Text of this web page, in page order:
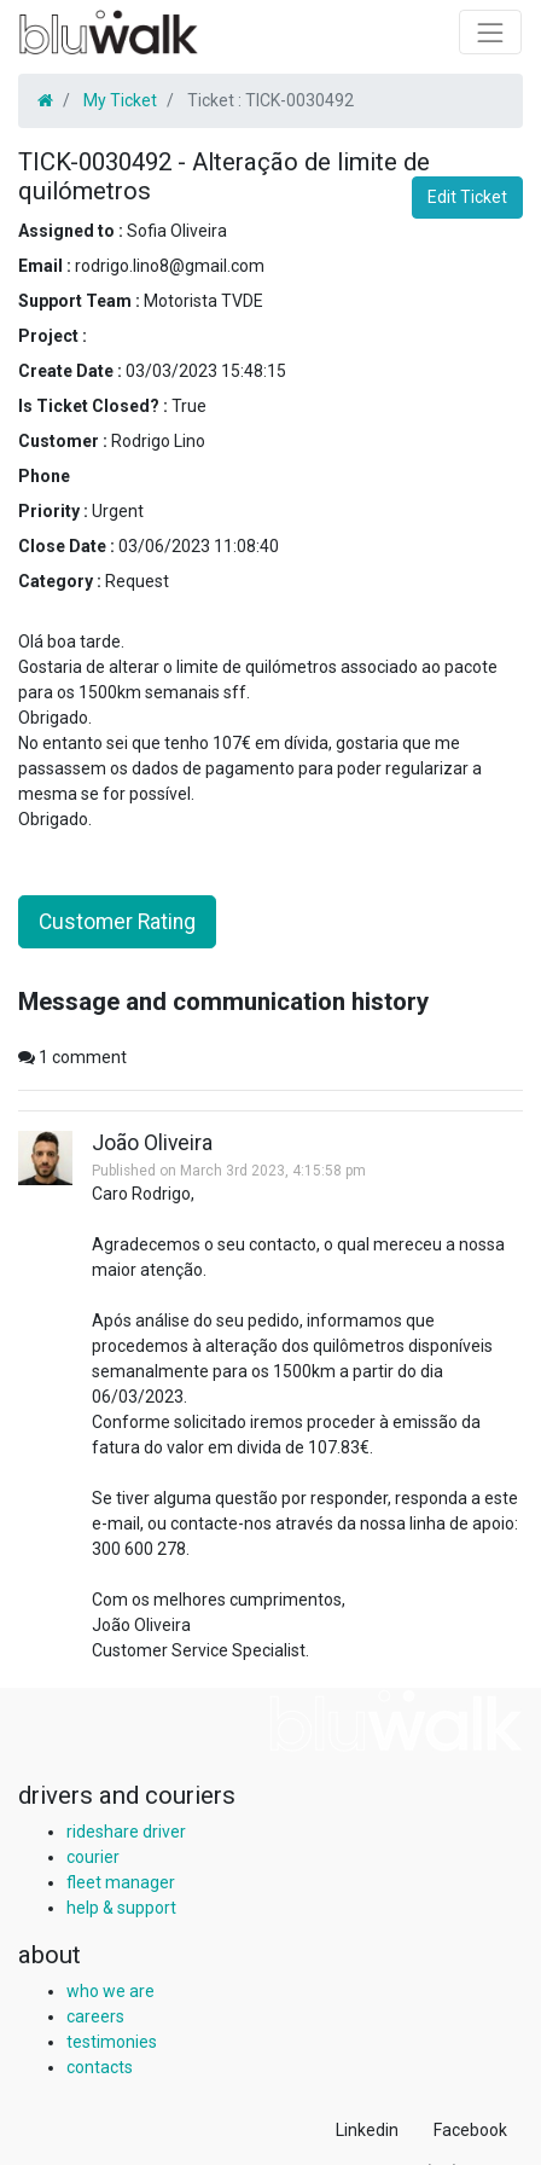
My Ticket Ticket : TICK-0030492
TICK-0030492 - Alteração de limite de
quilómetros
Edit Ticket
Assigned to : Sofia Oliveira
Email : rodrigo.lino8@gmail.com
Support Team : Motorista TVDE
Project :
Create Date : 03/03/2023 15:48:15
Is Ticket Closed? : True
Customer : Rodrigo Lino
Phone
Priority : Urgent
Close Date : 03/06/2023 11:08:40
Category : Request
Olá boa tarde.
Gostaria de alterar o limite de quilómetros associado ao pacote
para os 1500km semanais sff.
Obrigado.
No entanto sei que tenho 107€ em dívida, gostaria que me
passassem os dados de pagamento para poder regularizar a
mesma se for possível.
Obrigado.
Customer Rating
Message and communication history
1 comment
João Oliveira
Published on March 3rd 2023, 4:15:58 pm
Caro Rodrigo,
Agradecemos o seu contacto, o qual mereceu a nossa
maior atenção.
Após análise do seu pedido, informamos que
procedemos à alteração dos quilômetros disponíveis
semanalmente para os 1500km a partir do dia
06/03/2023.
Conforme solicitado iremos proceder à emissão da
fatura do valor em divida de 107.83€.
Se tiver alguma questão por responder, responda a este
e-mail, ou contacte-nos através da nossa linha de apoio:
300 600 278.
Com os melhores cumprimentos,
João Oliveira
Customer Service Specialist.
drivers and couriers
rideshare driver
courier
fleet manager
help & support
about
who we are
careers
testimonies
contacts
Linkedin Facebook